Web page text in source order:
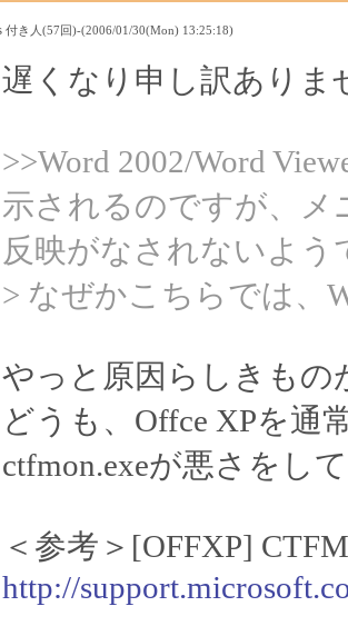
付き人(57回)-(2006/01/30(Mon) 13:25:18)
遅くなり申し訳ありま
>>Word 2002/Word
示されるのですが、メ
反映がなされないよう
> なぜかこちらでは、
やっと原因らしきもの
どうも、Offce XPを通
ctfmon.exeが悪さをし
＜参考＞[OFFXP]
http://